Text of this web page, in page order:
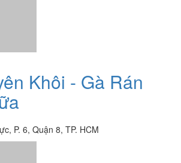
Khôi - Gà Rán
P. 6, Quận 8, TP. HCM